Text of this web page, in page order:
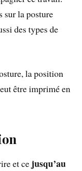
sur la posture
des types de
la position
être imprimé en
et ce jusqu’au